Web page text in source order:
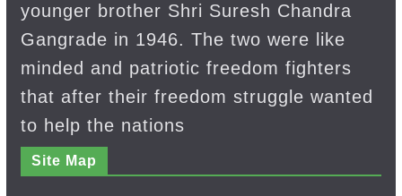
younger brother Shri Suresh Chandra
Gangrade in 1946. The two were like
minded and patriotic freedom fighters
that after their freedom struggle wanted
to help the nations
Site Map